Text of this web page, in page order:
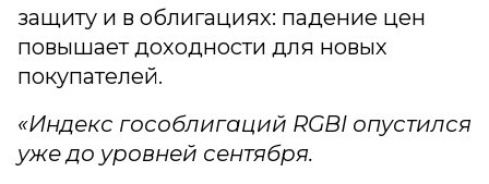
защиту и в облигациях: падение цен
повышает доходности для новых
покупателей.
«Индекс гособлигаций RGBI опустился
уже до уровней сентября.